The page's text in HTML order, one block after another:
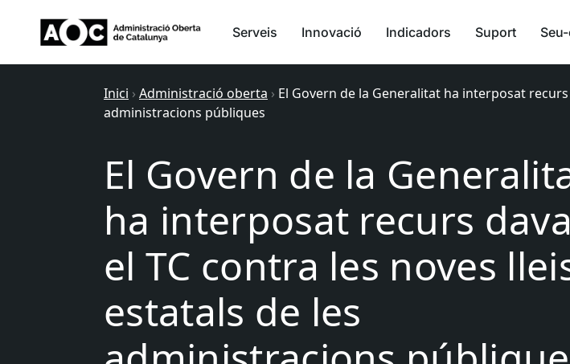
Serveis Innovació Indicadors Suport
Inici › Administració oberta › El Govern de la Generalitat ha interposat
administracions públiques
El Govern de la
ha interposat recurs
el TC contra les noves
estatals de les